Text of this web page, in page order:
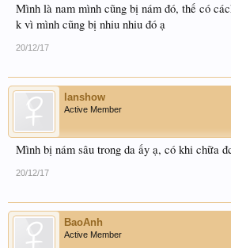
Mình là nam mình cũng bị nám đó, thế có
k vì mình cũng bị nhiu nhiu đó ạ
20/12/17
lanshow
Active Member
Mình bị nám sâu trong da ấy ạ, có khi chữa
20/12/17
BaoAnh
Active Member